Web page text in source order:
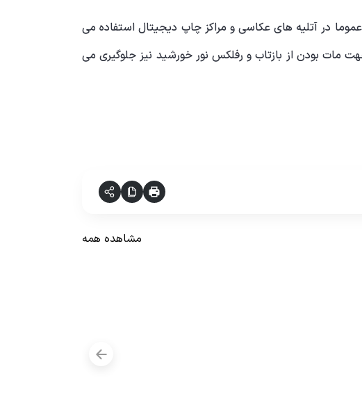
در آتلیه های عکاسی و مراکز چاپ دیجیتال استفاده می
مات بودن از بازتاب و رفلکس نور خورشید نیز جلوگیری می
مشاهده همه